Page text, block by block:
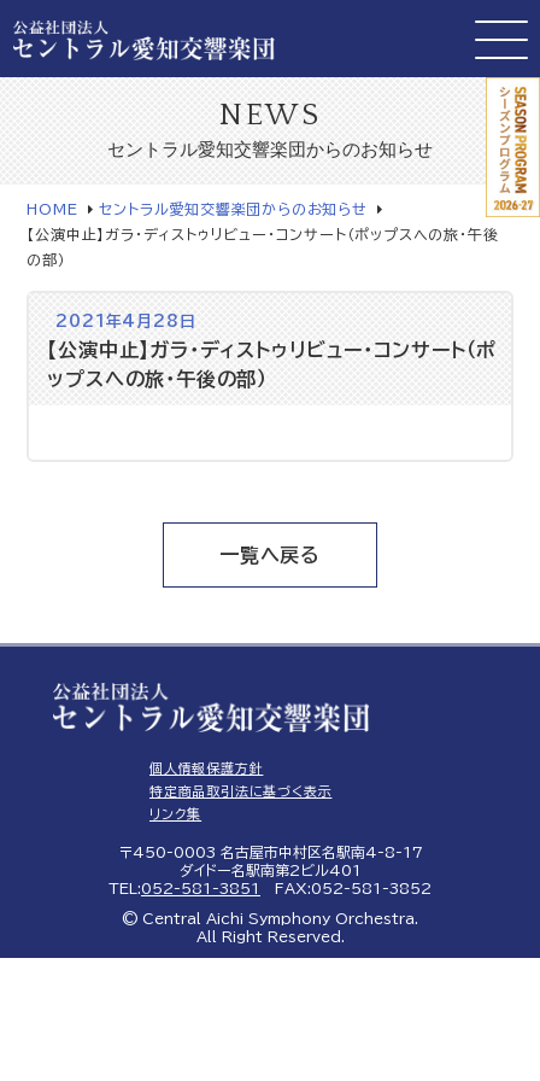
NEWS
セントラル愛知交響楽団からのお知らせ
HOME
セントラル愛知交響楽団からのお知らせ
【公演中止】ガラ・ディストゥリビュー・コンサート（ポップスへの旅・午後
の部）
2021年4月28日
【公演中止】ガラ・ディストゥリビュー・コンサート（ポ
ップスへの旅・午後の部）
一覧へ戻る
個人情報保護方針
特定商品取引法に基づく表示
リンク集
〒450-0003 名古屋市中村区名駅南4-8-17
ダイドー名駅南第2ビル401
TEL:052-581-3851 FAX:052-581-3852
© Central Aichi Symphony Orchestra.
All Right Reserved.